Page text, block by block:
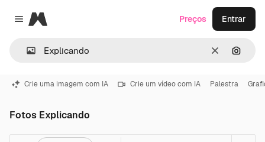
Close menu
Magnific
Limpar
Preços Entrar
Crie uma imagem com IA Crie um vídeo com IA Palestra
Fotos Explicando